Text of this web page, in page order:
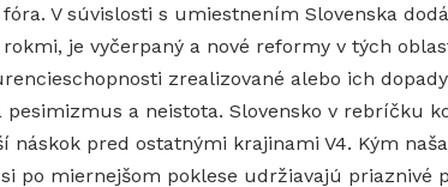
V súvislosti s umiestnením Slovenska
je vyčerpaný a nové reformy v tých
zrealizované alebo ich
a neistota. Slovensko v rebríčku
pred ostatnými krajinami V4. Kým
po miernejšom poklese udržiavajú priaznivé